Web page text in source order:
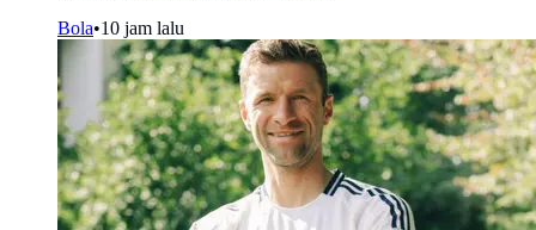
Bola•10 jam lalu